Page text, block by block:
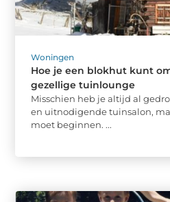
Woningen
Hoe je een blokhut kunt
gezellige tuinlounge
Misschien heb je altijd al
en uitnodigende tuinsalon,
moet beginnen. ...